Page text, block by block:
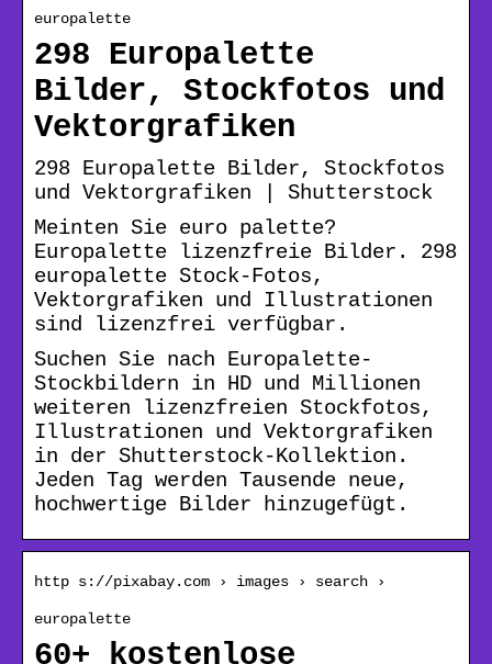
europalette
298 Europalette
Bilder, Stockfotos und
Vektorgrafiken
298 Europalette Bilder, Stockfotos
und Vektorgrafiken | Shutterstock
Meinten Sie euro palette?
Europalette lizenzfreie Bilder. 298
europalette Stock-Fotos,
Vektorgrafiken und Illustrationen
sind lizenzfrei verfügbar.
Suchen Sie nach Europalette-
Stockbildern in HD und Millionen
weiteren lizenzfreien Stockfotos,
Illustrationen und Vektorgrafiken
in der Shutterstock-Kollektion.
Jeden Tag werden Tausende neue,
hochwertige Bilder hinzugefügt.
http s://pixabay.com › images › search ›
europalette
60+ kostenlose